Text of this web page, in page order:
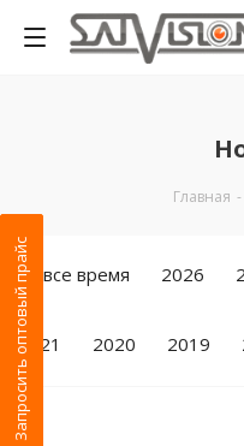
Главная -
За все время 2026
2021 2020 2019
Запросить оптовый прайс